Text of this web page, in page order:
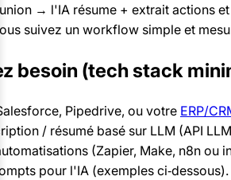
→ l'IA résume + extrait actions
suivez un workflow simple et
besoin (tech stack
Pipedrive, ou votre ERP/
/ résumé basé sur LLM (API
(Zapier, Make, n8n ou
pour l'IA (exemples ci‑dessous).